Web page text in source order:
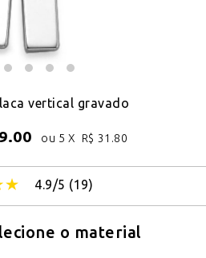
vertical gravado
ou 5 X R$ 31.80
4.9/5 (19)
o material